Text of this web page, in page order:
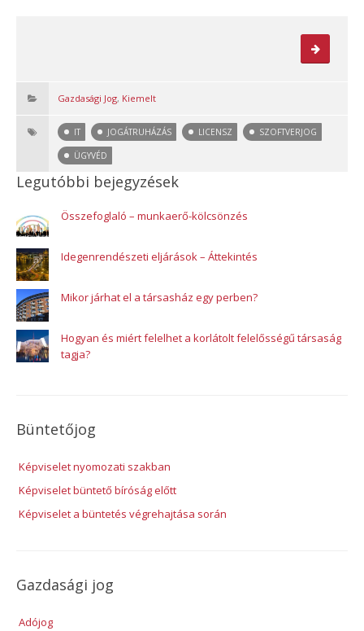
Gazdasági Jog, Kiemelt
IT JOGÁTRUHÁZÁS LICENSZ SZOFTVERJOG
ÜGYVÉD
Legutóbbi bejegyzések
Összefoglaló – munkaerő-kölcsönzés
Idegenrendészeti eljárások – Áttekintés
Mikor járhat el a társasház egy perben?
Hogyan és miért felelhet a korlátolt felelősségű társaság
tagja?
Büntetőjog
Képviselet nyomozati szakban
Képviselet büntető bíróság előtt
Képviselet a büntetés végrehajtása során
Gazdasági jog
Adójog